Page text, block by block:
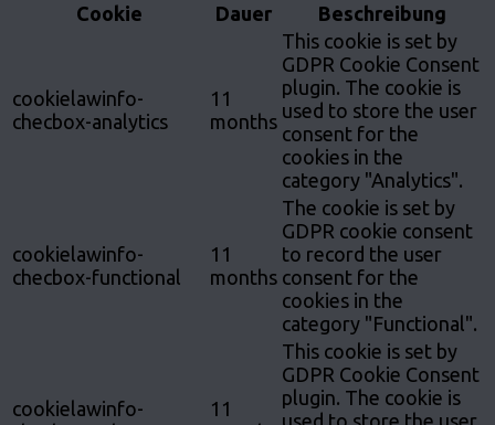
Cookie
Dauer Beschreibung
cookielawinfo-
checbox-analytics
11
months
This cookie is set by
GDPR Cookie Consent
plugin. The cookie is
used to store the user
consent for the
cookies in the
category "Analytics".
cookielawinfo-
checbox-functional
11
months
The cookie is set by
GDPR cookie consent
to record the user
consent for the
cookies in the
category "Functional".
cookielawinfo-
11
This cookie is set by
GDPR Cookie Consent
plugin. The cookie is